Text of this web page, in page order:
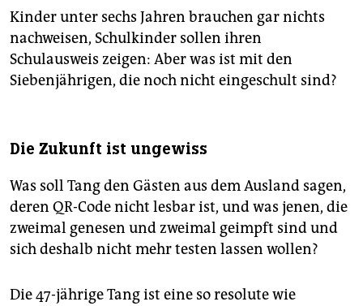
Kinder unter sechs Jahren brauchen gar nichts
nachweisen, Schulkinder sollen ihren
Schulausweis zeigen: Aber was ist mit den
Siebenjährigen, die noch nicht eingeschult sind?
Die Zukunft ist ungewiss
Was soll Tang den Gästen aus dem Ausland sagen,
deren QR-Code nicht lesbar ist, und was jenen, die
zweimal genesen und zweimal geimpft sind und
sich deshalb nicht mehr testen lassen wollen?
Die 47-jährige Tang ist eine so resolute wie